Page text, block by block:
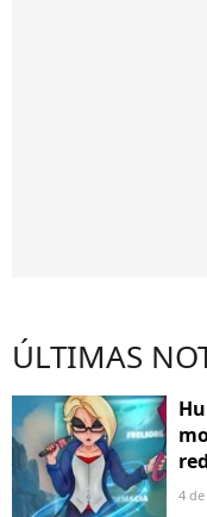
ÚLTIMAS
4